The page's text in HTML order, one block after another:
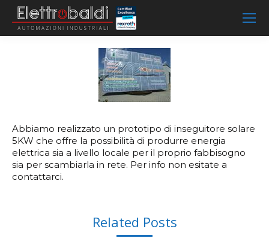
Abbiamo realizzato un prototipo di inseguitore solare
5KW che offre la possibilità di produrre energia
elettrica sia a livello locale per il proprio fabbisogno
sia per scambiarla in rete. Per info non esitate a
contattarci.
Related Posts